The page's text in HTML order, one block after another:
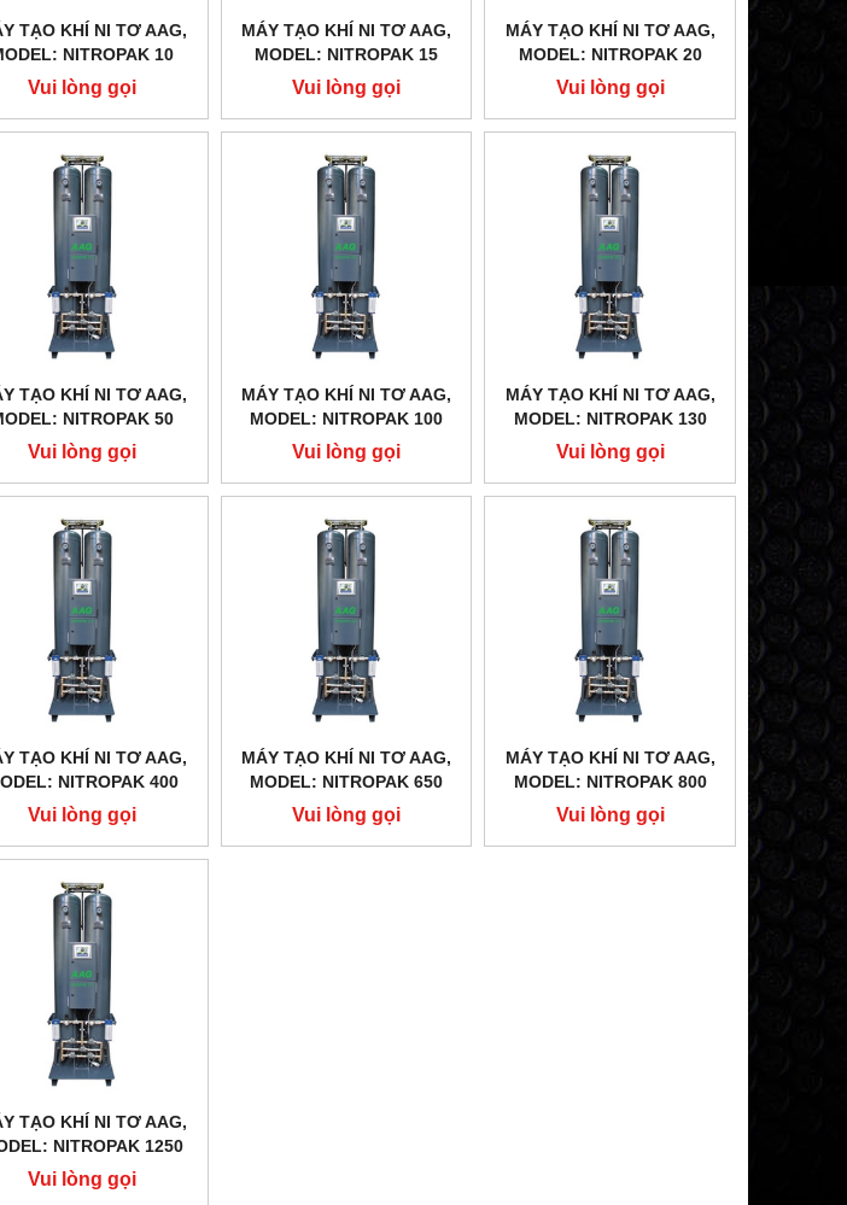
TẠO KHÍ NI TƠ AAG,
NITROPAK 10
Vui lòng gọi
MÁY TẠO KHÍ NI TƠ AAG,
MODEL: NITROPAK 15
Vui lòng gọi
MÁY TẠO KHÍ NI TƠ AAG,
MODEL: NITROPAK 20
Vui lòng gọi
TẠO KHÍ NI TƠ AAG,
NITROPAK 50
Vui lòng gọi
MÁY TẠO KHÍ NI TƠ AAG,
MODEL: NITROPAK 100
Vui lòng gọi
MÁY TẠO KHÍ NI TƠ AAG,
MODEL: NITROPAK 130
Vui lòng gọi
TẠO KHÍ NI TƠ AAG,
NITROPAK 400
Vui lòng gọi
MÁY TẠO KHÍ NI TƠ AAG,
MODEL: NITROPAK 650
Vui lòng gọi
MÁY TẠO KHÍ NI TƠ AAG,
MODEL: NITROPAK 800
Vui lòng gọi
TẠO KHÍ NI TƠ AAG,
NITROPAK 1250
Vui lòng gọi